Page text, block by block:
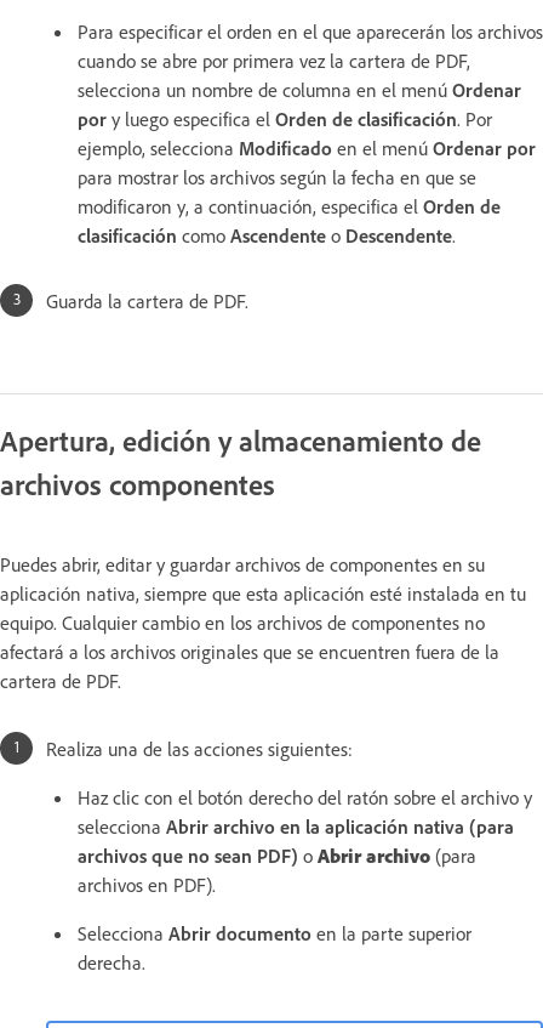
Para especificar el orden en el que aparecerán los archivos
cuando se abre por primera vez la cartera de PDF,
selecciona un nombre de columna en el menú Ordenar
por y luego especifica el Orden de clasificación. Por
ejemplo, selecciona Modificado en el menú Ordenar por
para mostrar los archivos según la fecha en que se
modificaron y, a continuación, especifica el Orden de
clasificación como Ascendente o Descendente.
Guarda la cartera de PDF.
Apertura, edición y almacenamiento de
archivos componentes
Puedes abrir, editar y guardar archivos de componentes en su
aplicación nativa, siempre que esta aplicación esté instalada en tu
equipo. Cualquier cambio en los archivos de componentes no
afectará a los archivos originales que se encuentren fuera de la
cartera de PDF.
Realiza una de las acciones siguientes:
Haz clic con el botón derecho del ratón sobre el archivo y
selecciona Abrir archivo en la aplicación nativa (para
archivos que no sean PDF) o Abrir archivo (para
archivos en PDF).
Selecciona Abrir documento en la parte superior
derecha.